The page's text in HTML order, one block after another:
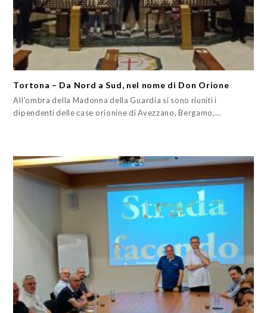
Tortona – Da Nord a Sud, nel nome di Don Orione
All'ombra della Madonna della Guardia si sono riuniti i
dipendenti delle case orionine di Avezzano, Bergamo,…